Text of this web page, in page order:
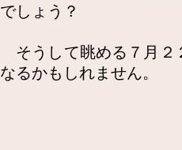
でしょう？
そうして眺める７月２
なるかもしれません。